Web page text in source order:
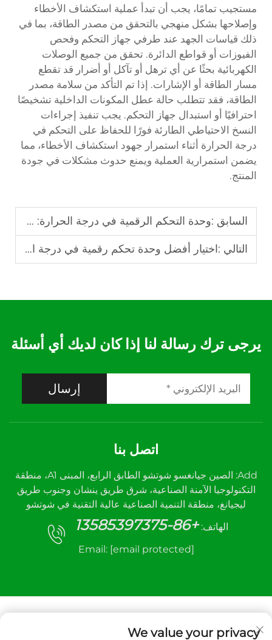
مستجيب تمامًا، يجب أن تبدأ عملية استكشاف الأخطاء
وإصلاحها بشكل منهجي بالتحقق من مصدر الطاقة، بما في
ذلك قياسات الجهد عند طرفي جهاز التحكم وفحص
الفيوزات أو قواطع الدائرة. تحقق من جميع الوصلات
الكهربائية بحثًا عن أي ترهل أو تآكل أو أضرار قد تقطع
مسار الطاقة أو الإشارات. إذا تم التأكد من سلامة مصدر
الطاقة، فقد تتطلب حالة عطل المكونات الداخلية تشخيصًا
احترافيًا أو استبدال جهاز التحكم. يجب تنفيذ إجراءات
النسخ الاحتياطي الطارئة فورًا للحفاظ على التحكم في
درجة الحرارة أثناء استمرار جهود استكشاف الأخطاء، مما
يضمن استمرارية العملية ويمنع حدوث مشكلات في جودة
المنتج.
السابق :وحدة التحكم الرقمية في درجة الحرارة: نصائح وحيل للتركيب
التالي :اختيار أفضل وحدة تحكم رقمية في درجة الحرارة للصناعة
يرجى ترك رسالة لنا إذا كان لديك أي أسئلة
إرسال
اتصل بنا
Add: الصين جيانغسو شوتشو الطابق الرابع، المبنى A1، منطقة
التكنولوجيا الآمنة الصناعية، شرق طريق ينشان وجنوب طريق
ليجيانغ، منطقة التنمية الصناعية عالية التقنية في شوتشو
الهاتف: +86-13585397375
Email: [email protected]
We value your privacy